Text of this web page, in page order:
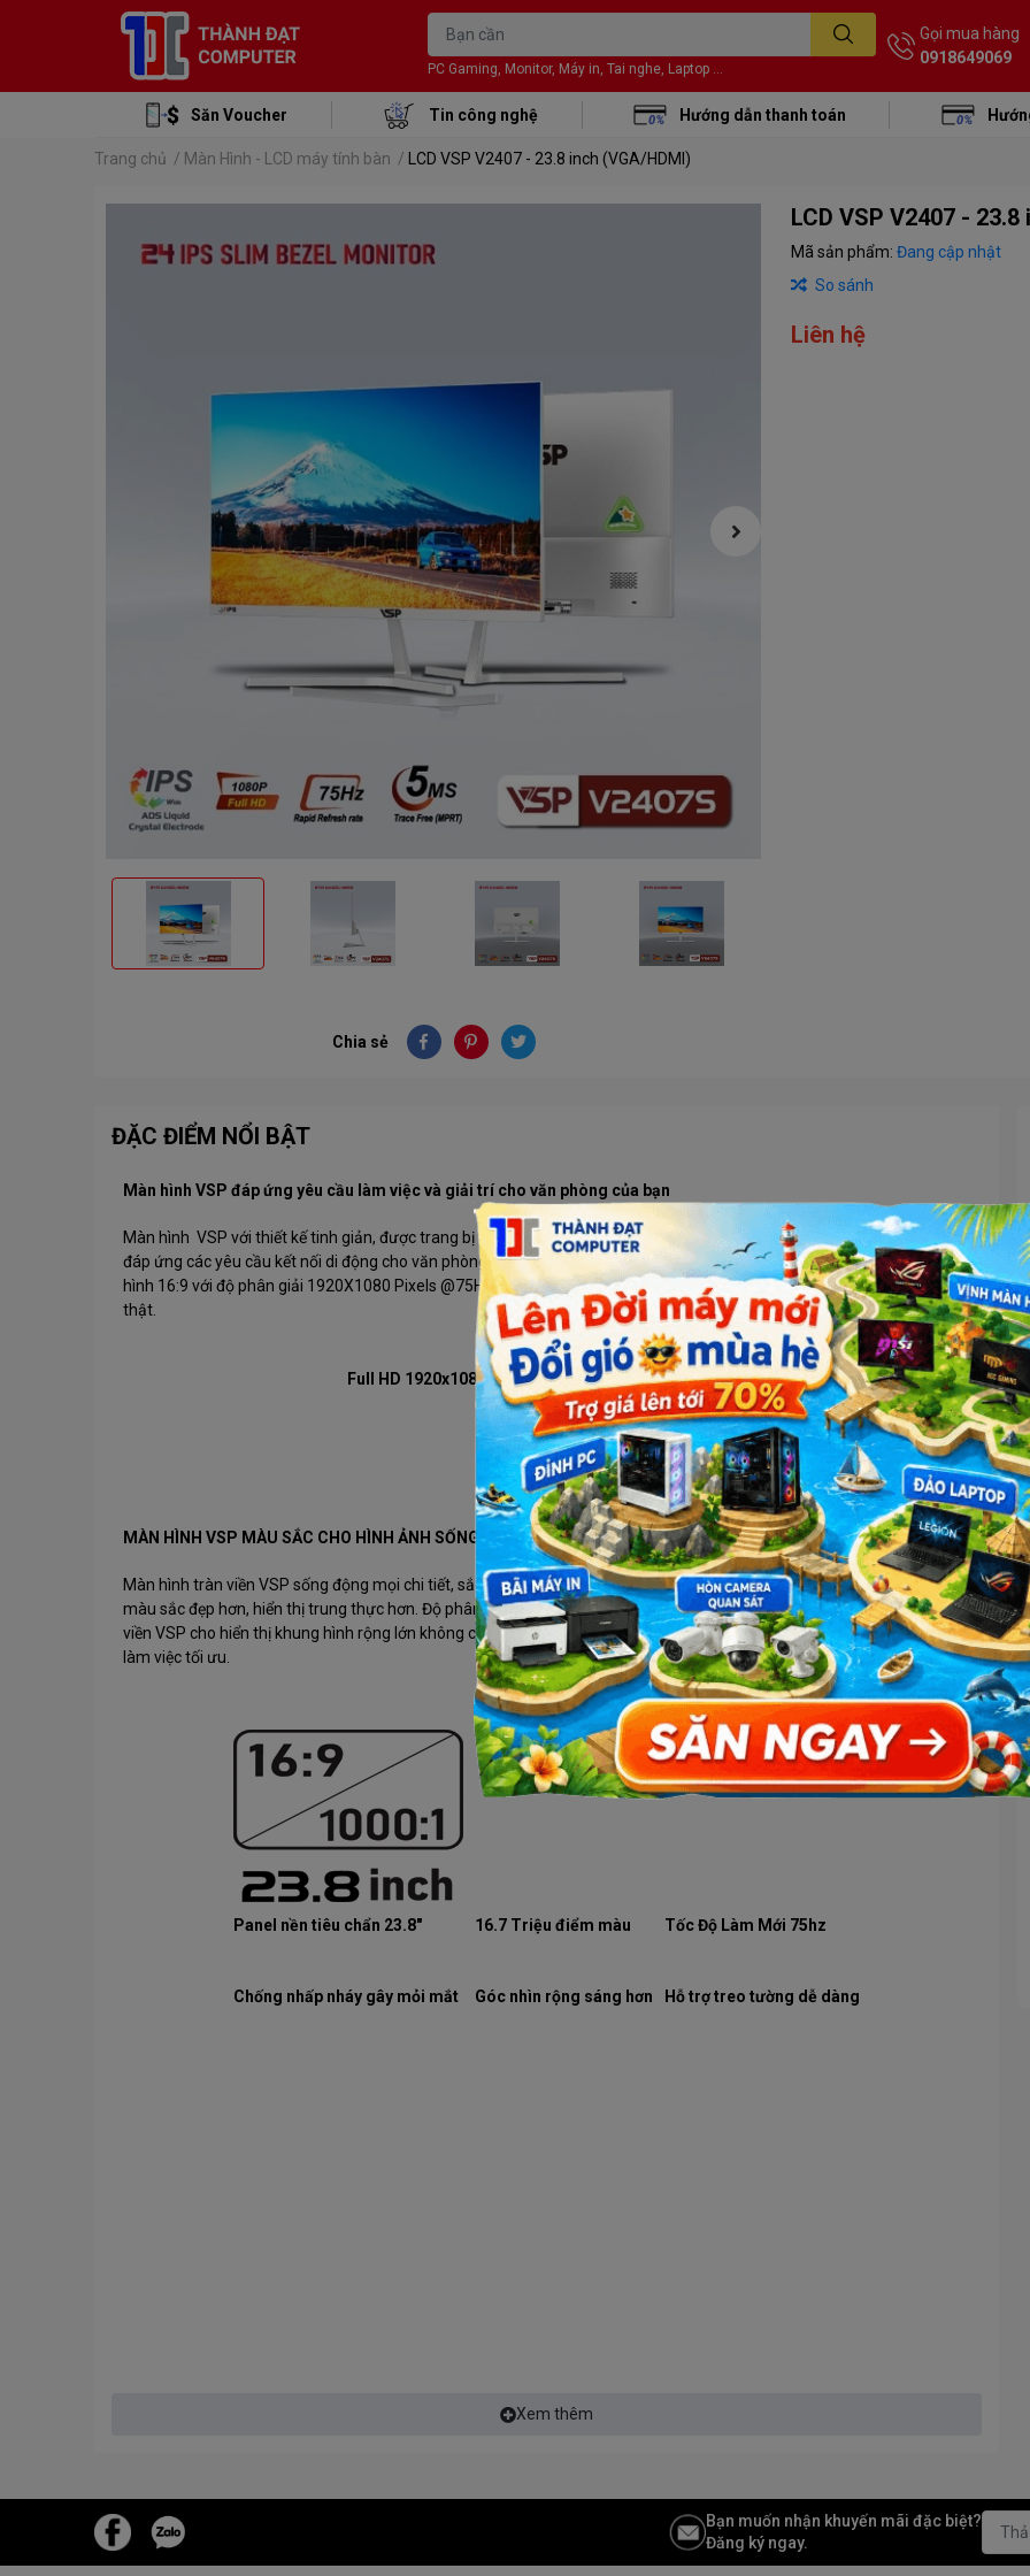
PC Gaming, Monitor, Máy in, Tai nghe, Laptop ...
Gọi mua hàng
0918649069
Săn Voucher Tin công nghệ Hướng dẫn thanh toán
Trang chủ / Màn Hình - LCD máy tính bàn / LCD VSP V2407 - 23.8 inch (VGA/HDMI)
Chia sẻ
LCD VSP V2407 -
Mã sản phẩm: Đang cập nhật
So sánh
Liên hệ
ĐẶC ĐIỂM NỔI BẬT
Màn hình VSP đáp ứng yêu cầu làm việc và giải trí cho văn phòng của bạn
Màn hình VSP với thiết kế tinh giản, được trang bị tấm nền IPS phù hợp cho nhu cầu đa nhiệm, làm việc văn phòng và
đáp ứng các yêu cầu kết nối di động cho văn phòng và học tập giải trí của bạn. Góc nhìn tiêu chuẩn kèm Full HD khung
hình 16:9 với độ phân giải 1920X1080 Pixels @75Hz cho phép hiển thị hình ảnh rỏ nét và màu sắc sống động chân
thật.
Full HD 1920x1080Tốc Độ Làm Mới 75hzTấm nền IPS
MÀN HÌNH VSP MÀU SẮC CHO HÌNH ẢNH SỐNG ĐỘNG
Màn hình tràn viền VSP sống động mọi chi tiết, sắc nét đến từng điểm ảnh nhờ tấm nền IPS 1.6m triệu màu. Hiển thị
màu sắc đẹp hơn, hiển thị trung thực hơn. Độ phân giải cao hơn hiển thị từng tông màu tươi sinh động, màn hình tràn
viền VSP cho hiển thị khung hình rộng lớn không chỉ mang đến trải nghiệm xem vượt trội, mà còn thúc đẩy hiệu suất
làm việc tối ưu.
Panel nền tiêu chẩn 23.8" 16.7 Triệu điểm màu Tốc Độ Làm Mới 75hz
Chống nhấp nháy gây mỏi mắt Góc nhìn rộng sáng hơn Hỗ trợ treo tường dễ dàng
Xem thêm
Bạn muốn nhận khuyến mãi đặc biệt?
Đăng ký ngay.